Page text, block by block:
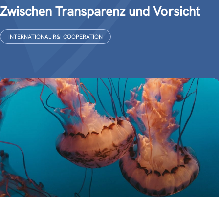
Zwischen Transparenz und Vorsicht
INTERNATIONAL R&I COOPERATION